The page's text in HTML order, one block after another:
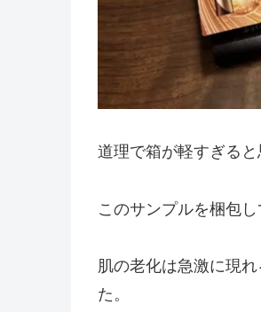
道理で箱が軽すぎる
このサンプルを梱包
肌の老化は急激に現
た。